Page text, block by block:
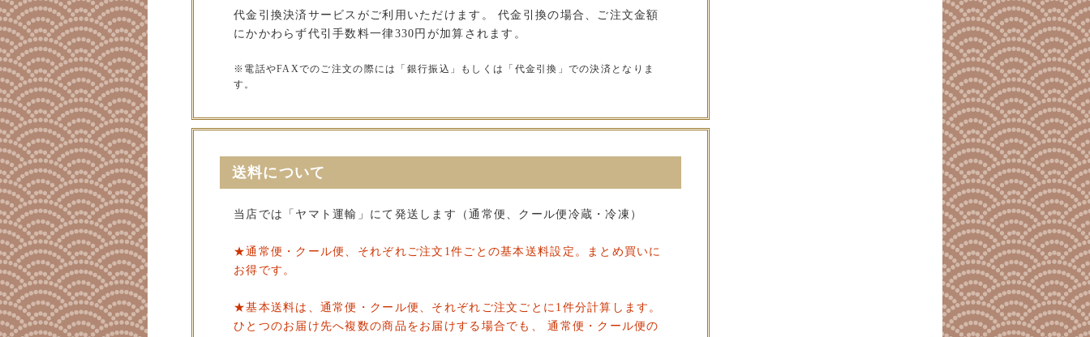
代金引換決済サービスがご利用いただけます。 代金引換の場合、ご注文金額
にかかわらず代引手数料一律330円が加算されます。
※電話やFAXでのご注文の際には「銀行振込」もしくは「代金引換」での決済となりま
す。
送料について
当店では「ヤマト運輸」にて発送します（通常便、クール便冷蔵・冷凍）
★通常便・クール便、それぞれご注文1件ごとの基本送料設定。まとめ買いに
お得です。
★基本送料は、通常便・クール便、それぞれご注文ごとに1件分計算します。
ひとつのお届け先へ複数の商品をお届けする場合でも、 通常便・クール便の